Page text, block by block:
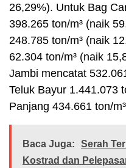
26,29%). Untuk Bag
398.265 ton/m³ (naik
248.785 ton/m³ (naik
62.304 ton/m³ (naik
Jambi mencatat
Teluk Bayur 1.441.073
Panjang 434.661 ton/
Baca Juga:
Serah
Kostrad dan